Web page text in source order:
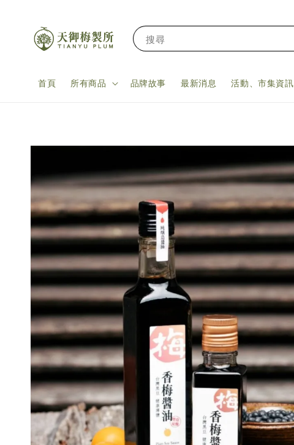
搜尋
首頁 所有商品 品牌故事 最新消息 活動、市集資訊